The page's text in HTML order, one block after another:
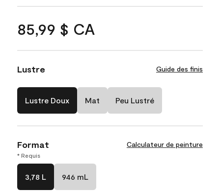
85,99 $ CA
Lustre Guide des finis
Lustre Doux Mat Peu Lustré
Format Calculateur de peinture
* Requis
3,78 L 946 mL